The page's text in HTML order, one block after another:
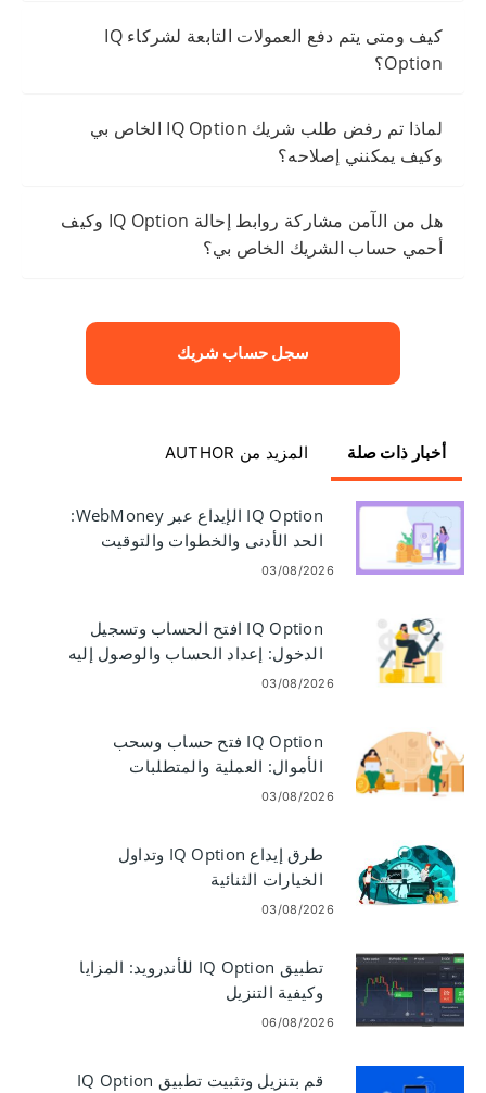
كيف ومتى يتم دفع العمولات التابعة لشركاء IQ
Option؟
لماذا تم رفض طلب شريك IQ Option الخاص بي
وكيف يمكنني إصلاحه؟
هل من الآمن مشاركة روابط إحالة IQ Option وكيف
أحمي حساب الشريك الخاص بي؟
سجل حساب شريك
المزيد من AUTHOR أخبار ذات صلة
IQ Option الإيداع عبر WebMoney:
الحد الأدنى والخطوات والتوقيت
03/08/2026
IQ Option افتح الحساب وتسجيل
الدخول: إعداد الحساب والوصول إليه
03/08/2026
IQ Option فتح حساب وسحب
الأموال: العملية والمتطلبات
03/08/2026
طرق إيداع IQ Option وتداول
الخيارات الثنائية
03/08/2026
تطبيق IQ Option للأندرويد: المزايا
وكيفية التنزيل
06/08/2026
قم بتنزيل وتثبيت تطبيق IQ Option